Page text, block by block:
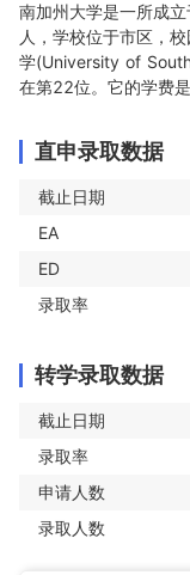
南加州大学是一所成
人，学校位于市区，
学(University of
在第22位。它的学费
直申录取数据
截止日期
EA
ED
录取率
转学录取数据
截止日期
录取率
申请人数
录取人数